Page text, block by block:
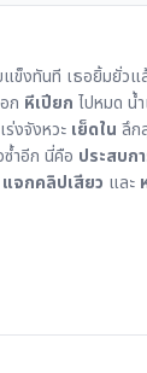
ข็งทันที เธอยิ้มยั่วแ
ก หีเปียก ไปหมด น้
งจังหวะ เย็ดใน ลึก
ำอีก นี่คือ ประสบก
แจกคลิปเสียว และ